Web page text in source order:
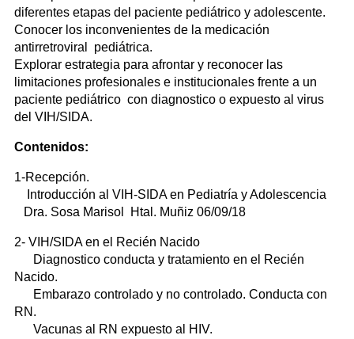
diferentes etapas del paciente pediátrico y adolescente.
Conocer los inconvenientes de la medicación
antirretroviral pediátrica.
Explorar estrategia para afrontar y reconocer las
limitaciones profesionales e institucionales frente a un
paciente pediátrico con diagnostico o expuesto al virus
del VIH/SIDA.
Contenidos:
1-Recepción.
Introducción al VIH-SIDA en Pediatría y Adolescencia
Dra. Sosa Marisol Htal. Muñiz 06/09/18
2- VIH/SIDA en el Recién Nacido
Diagnostico conducta y tratamiento en el Recién
Nacido.
Embarazo controlado y no controlado. Conducta con
RN.
Vacunas al RN expuesto al HIV.